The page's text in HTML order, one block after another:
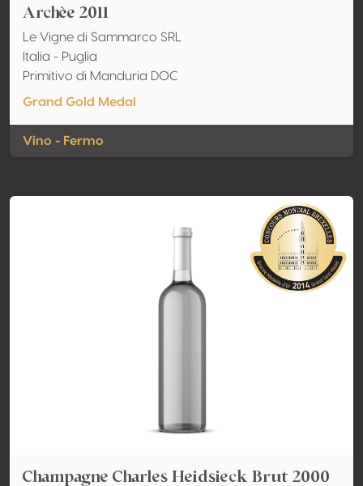
Archèe 2011
Le Vigne di Sammarco SRL
Italia - Puglia
Primitivo di Manduria DOC
Grand Gold Medal
Vino - Fermo
Champagne Charles Heidsieck Brut 2000